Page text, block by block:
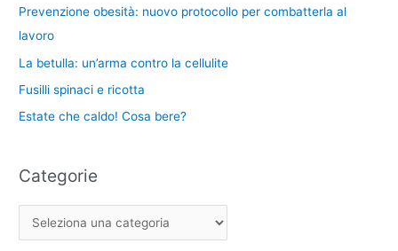
Prevenzione obesità: nuovo protocollo per combatterla al
lavoro
La betulla: un’arma contro la cellulite
Fusilli spinaci e ricotta
Estate che caldo! Cosa bere?
Categorie
e